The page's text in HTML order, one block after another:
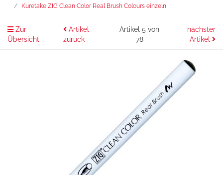
Kuretake ZIG Clean Color Real Brush Colours einzeln
Zur
Übersicht
Artikel
zurück
Artikel 5 von
78
nächster
Artikel